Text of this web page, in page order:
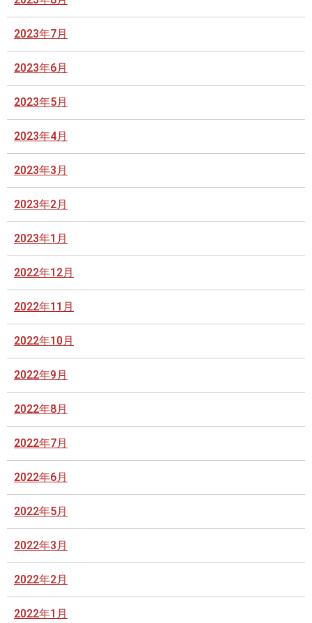
2023年7月
2023年6月
2023年5月
2023年4月
2023年3月
2023年2月
2023年1月
2022年12月
2022年11月
2022年10月
2022年9月
2022年8月
2022年7月
2022年6月
2022年5月
2022年3月
2022年2月
2022年1月